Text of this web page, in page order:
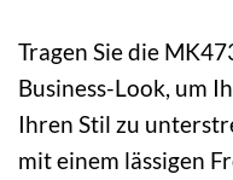
Tragen Sie die
Business-Look, um
Ihren Stil zu
mit einem lässigen